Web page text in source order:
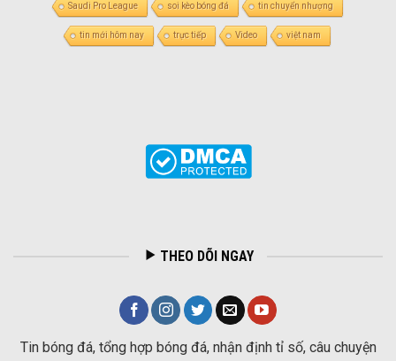
Saudi Pro League soi kèo bóng đá tin chuyển nhượng
tin mới hôm nay trực tiếp Video việt nam
THEO DÕI NGAY
Tin bóng đá, tổng hợp bóng đá, nhận định tỉ số, câu chuyện